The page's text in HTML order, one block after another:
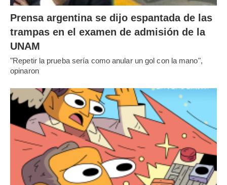
Prensa argentina se dijo espantada de las
trampas en el examen de admisión de la
UNAM
"Repetir la prueba sería como anular un gol con la mano",
opinaron